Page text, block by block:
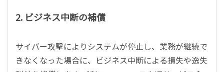
2. ビジネス中断の補償
サイバー攻撃によりシステムが停止し、業務が継続で
きなくなった場合に、ビジネス中断による損失や逸失